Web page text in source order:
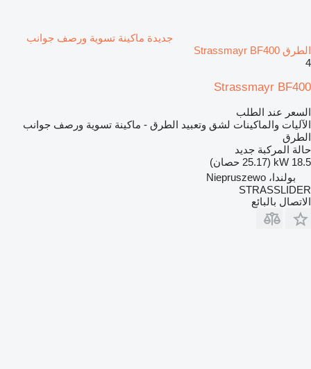
جديدة ماكينة تسوية ورصف جوانب
الطرق Strassmayr BF400
4
Strassmayr BF400
السعر عند الطلب
الآليات والماكينات لشق وتعبيد الطرق - ماكينة تسوية ورصف جوانب
الطرق
حالة المركبة جديد
18.5 kW (25.17 حصان)
بولندا، Niepruszewo
STRASSLIDER
الاتصال بالبائع